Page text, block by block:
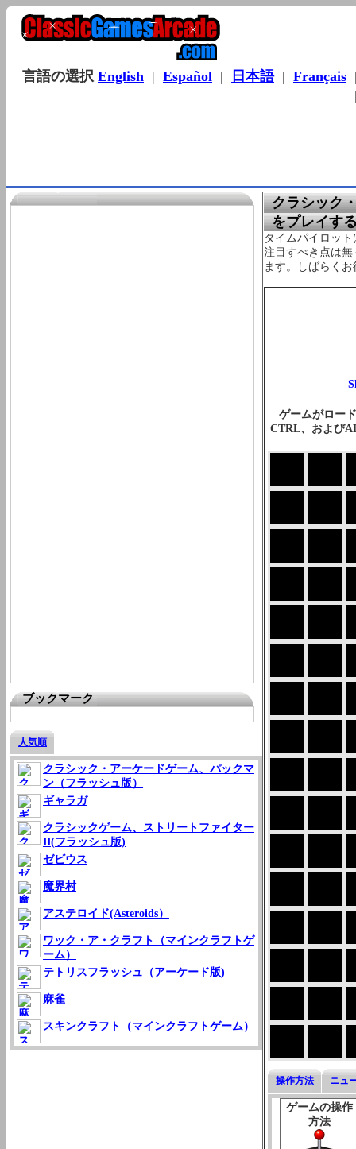
言語の選択 English | Español | 日本語| Français
ブックマーク
人気順
クラシック・アーケードゲーム、パックマ
ン（フラッシュ版）
ギャラガ
クラシックゲーム、ストリートファイター
II(フラッシュ版)
ゼビウス
魔界村
アステロイド(Asteroids）
ワック・ア・クラフト（マインクラフトゲ
ーム）
テトリスフラッシュ（アーケード版)
麻雀
スキンクラフト（マインクラフトゲーム）
クラシック
をプレイす
タイムパイロッ
注目すべき点は
ます。しばらく
ゲームがロー
CTRL、および
操作方法 ニュ
ゲームの操作
方法